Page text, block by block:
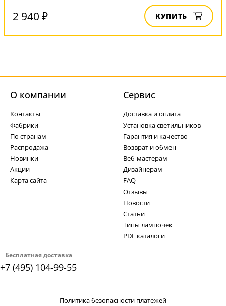
2 940 ₽ КУПИТЬ
Бесплатная доставка
+7 (495) 104-99-55
О компании
Контакты
Фабрики
По странам
Распродажа
Новинки
Акции
Карта сайта
Cервис
Доставка и оплата
Установка светильников
Гарантия и качество
Возврат и обмен
Веб-мастерам
Дизайнерам
FAQ
Отзывы
Новости
Статьи
Типы лампочек
PDF каталоги
Политика безопасности платежей